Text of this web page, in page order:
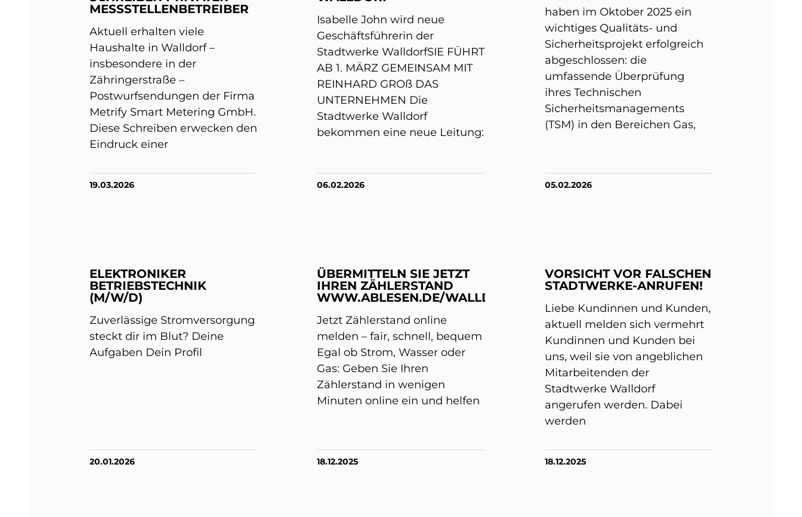
MESSSTELLENBETREIBER
Aktuell erhalten viele
Haushalte in Walldorf –
insbesondere in der
Zähringerstraße –
Postwurfsendungen der Firma
Metrify Smart Metering GmbH.
Diese Schreiben erwecken den
Eindruck einer
19.03.2026
Isabelle John wird neue
Geschäftsführerin der
Stadtwerke WalldorfSIE FÜHRT
AB 1. MÄRZ GEMEINSAM MIT
REINHARD GROß DAS
UNTERNEHMEN Die
Stadtwerke Walldorf
bekommen eine neue Leitung:
06.02.2026
haben im Oktober 2025 ein
wichtiges Qualitäts- und
Sicherheitsprojekt erfolgreich
abgeschlossen: die
umfassende Überprüfung
ihres Technischen
Sicherheitsmanagements
(TSM) in den Bereichen Gas,
05.02.2026
ELEKTRONIKER
BETRIEBSTECHNIK
(M/W/D)
Zuverlässige Stromversorgung
steckt dir im Blut? Deine
Aufgaben Dein Profil
20.01.2026
ÜBERMITTELN SIE JETZT
IHREN ZÄHLERSTAND
WWW.ABLESEN.DE/WALLDORF/
Jetzt Zählerstand online
melden – fair, schnell, bequem
Egal ob Strom, Wasser oder
Gas: Geben Sie Ihren
Zählerstand in wenigen
Minuten online ein und helfen
18.12.2025
VORSICHT VOR FALSCHEN
STADTWERKE-ANRUFEN!
Liebe Kundinnen und Kunden,
aktuell melden sich vermehrt
Kundinnen und Kunden bei
uns, weil sie von angeblichen
Mitarbeitenden der
Stadtwerke Walldorf
angerufen werden. Dabei
werden
18.12.2025